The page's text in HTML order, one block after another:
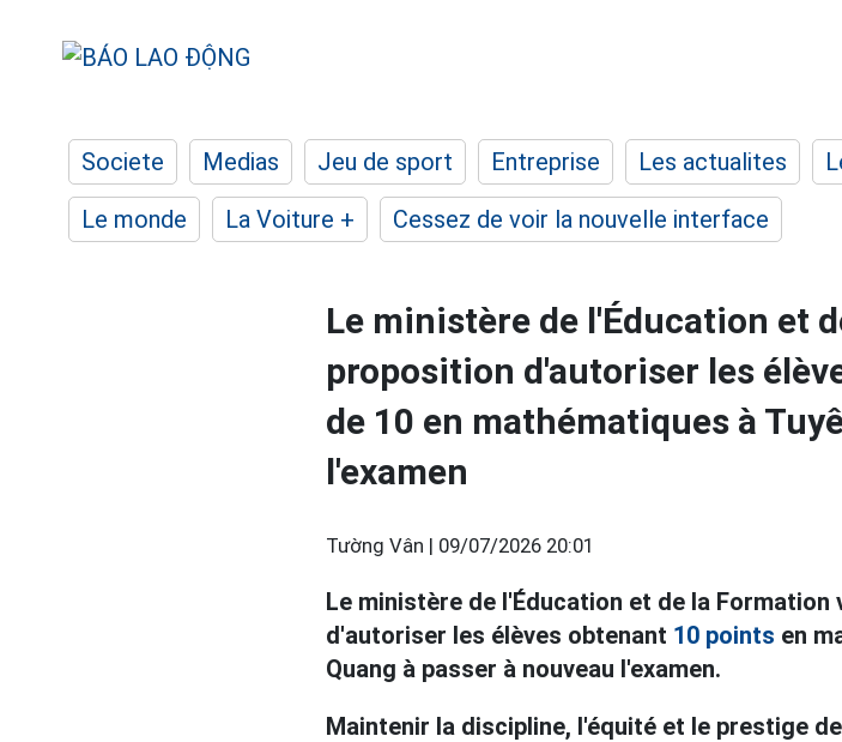
Societe Medias Jeu de sport Entreprise Les actualites
Le monde
La Voiture + Cessez de voir la nouvelle interface
Le ministère de l'Éducation et
proposition d'autoriser les
de 10 en mathématiques à
l'examen
Tường Vân | 09/07/2026 20:01
Le ministère de l'Éducation et de la
d'autoriser les élèves obtenant 10 points en
Quang à passer à nouveau l'examen.
Maintenir la discipline, l'équité et le prestige